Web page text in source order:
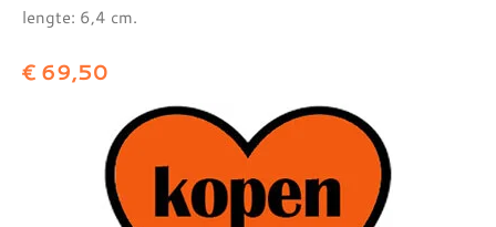
lengte: 6,4 cm.
€ 69,50